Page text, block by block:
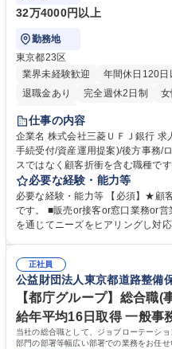
32万4000円以上
勤務地
東京都23区
業界未経験歓迎
年間休日120日
退職金あり
完全週休2日制
土日祝休み
仕事の内容
企業名 株式会社三菱ＵＦＪ銀行 求人名 【東京都】本支店の窓口業務(事務
手続受付/資産運用提案)/後方事務/ロビー応対 仕事の内
スではなく顧客折衝を含む職種で
事していただきます。 ■窓口/後方/
ーション、お客様対応 ■窓口にて、ご来店された個人のお客様に対して金
融商品のご提案 ■効率的な事務運
に必ずご覧ください≫ ※記事
必要な経験・能力等
必要な経験・能力等 【必須】★顧
です。 ■販売or接客or窓口業務or
を通じてニーズをヒアリングし対応/提案
るので安心して入行いただけます
や社内副業等を活用し、 一人ひと
ます。 学歴・資格 学歴：大学院 大学 高専 短大 専修学校 高校 語学力：
資格：
正社員
公益財団法人東京都道路整備
【都庁グループ】総合職
給年平均16日取得 一般事
当社の総合職として、ジョブローテーシ
部門の部署等幅広い部署での業務をお任